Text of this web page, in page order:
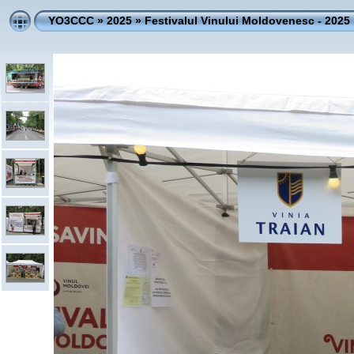
YO3CCC»2025»Festivalul Vinului Moldovenesc - 2025